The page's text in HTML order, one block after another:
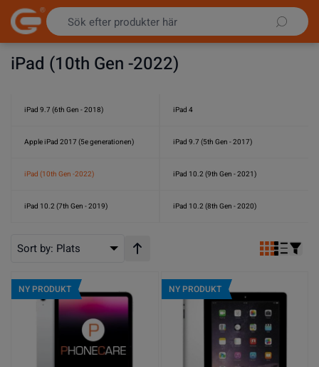
Hoppa till innehållet
iPad (10th Gen -2022)
iPad 9.7 (6th Gen - 2018) iPad 4
Apple iPad 2017 (5e generationen) iPad 9.7 (5th Gen - 2017)
iPad (10th Gen -2022) iPad 10.2 (9th Gen - 2021)
iPad 10.2 (7th Gen - 2019) iPad 10.2 (8th Gen - 2020)
Sort by: Plats Stigande ordning
NY PRODUKT NY PRODUKT